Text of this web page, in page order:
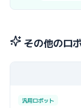
その他のロ
汎用ロボット